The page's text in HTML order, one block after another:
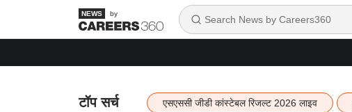
by
टॉप सर्च एसएससी जीडी कांस्टेबल रिजल्ट 2026 लाइव